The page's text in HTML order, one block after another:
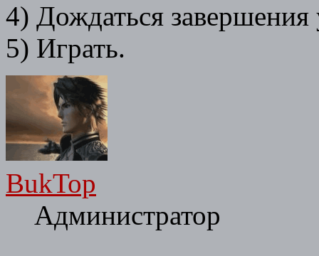
4) Дождаться завершения
5) Играть.
BukTop
Администратор